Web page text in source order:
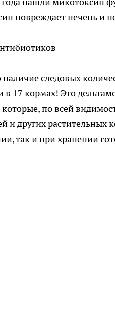
повреждает печень и
следовых
в 17 кормах! Это
по всей
и других
так и при хранении